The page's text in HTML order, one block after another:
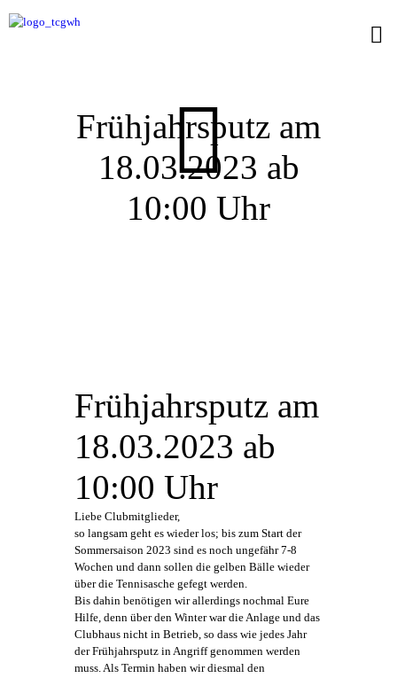
Frühjahrsputz am
18.03.2023 ab
10:00 Uhr
Frühjahrsputz am
18.03.2023 ab
10:00 Uhr
Liebe Clubmitglieder,
so langsam geht es wieder los; bis zum Start der
Sommersaison 2023 sind es noch ungefähr 7-8
Wochen und dann sollen die gelben Bälle wieder
über die Tennisasche gefegt werden.
Bis dahin benötigen wir allerdings nochmal Eure
Hilfe, denn über den Winter war die Anlage und das
Clubhaus nicht in Betrieb, so dass wie jedes Jahr
der Frühjahrsputz in Angriff genommen werden
muss. Als Termin haben wir diesmal den